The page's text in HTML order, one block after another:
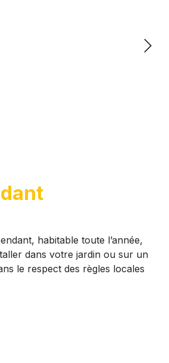
et
habitable toute l’année,
dans votre jardin ou sur un
le respect des règles locales